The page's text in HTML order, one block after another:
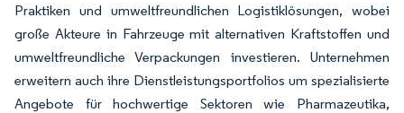
Praktiken und umweltfreundlichen Logistiklösungen, wobei
große Akteure in Fahrzeuge mit alternativen Kraftstoffen und
umweltfreundliche Verpackungen investieren. Unternehmen
erweitern auch ihre Dienstleistungsportfolios um spezialisierte
Angebote für hochwertige Sektoren wie Pharmazeutika,